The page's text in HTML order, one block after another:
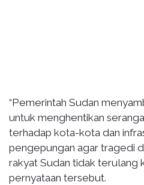
“Pemerintah Sudan
untuk menghentikan
terhadap kota-kota dan
pengepungan agar tragedi
rakyat Sudan tidak terulang
pernyataan tersebut.